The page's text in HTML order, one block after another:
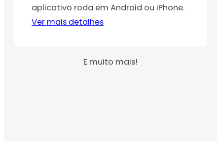
aplicativo roda em Android ou iPhone.
Ver mais detalhes
E muito mais!